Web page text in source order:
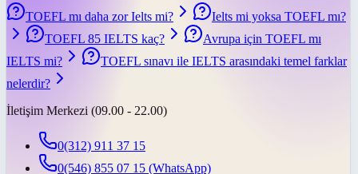
TOEFL mı daha zor Ielts mi?
Ielts mi yoksa TOEFL mı?
TOEFL 85 IELTS kaç?
Avrupa için TOEFL mı
IELTS mi?
TOEFL sınavı ile IELTS arasındaki temel farklar
nelerdir?
İletişim Merkezi (09.00 - 22.00)
0(312) 911 37 15
0(546) 855 07 15 (WhatsApp)